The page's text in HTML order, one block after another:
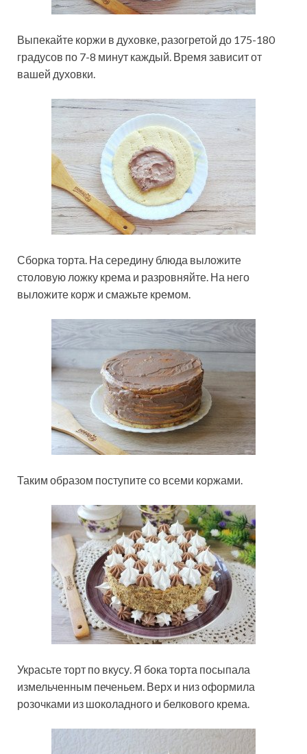
Выпекайте коржи в духовке, разогретой до 175-180
градусов по 7-8 минут каждый. Время зависит от
вашей духовки.
Сборка торта. На середину блюда выложите
столовую ложку крема и разровняйте. На него
выложите корж и смажьте кремом.
Таким образом поступите со всеми коржами.
Украсьте торт по вкусу. Я бока торта посыпала
измельченным печеньем. Верх и низ оформила
розочками из шоколадного и белкового крема.